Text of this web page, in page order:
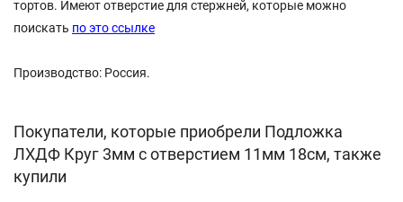
тортов. Имеют отверстие для стержней, которые можно
поискать по это ссылке
Производство: Россия.
Покупатели, которые приобрели Подложка
ЛХДФ Круг 3мм с отверстием 11мм 18см, также
купили